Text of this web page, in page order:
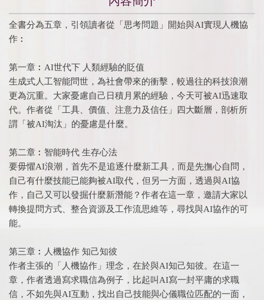
全書分為五章，引領讀者從「思考問題」開始與AI實現人機協
作︰
第一章︰AI世代下 人類經驗的貶值
生成式人工智能問世，為社會帶來的衝擊，較過往的科技浪潮
更為沉重。大家憂慮自己日積月累的經驗，今天可被AI迅速取
代。作者從「工具、價值、注意力及信任」四大斷層，剖析所
謂「被AI淘汰」的憂慮是什麼。
第二章︰智能時代 生存心法
要毋懼AI浪潮，首先不是追逐什麼新工具，而是先撫心自問，
自己有什麼技能已能夠被AI取代，但另一方面，透過與AI協
作，自己又可以發掘什麼新潛能？作者在這一章，邀請大家以
轉換提問方式、整合資源及工作流思維等，尋找與AI協作的可
能。
第三章︰人機協作 知己知彼
作者主張的「人機協作」理念，在於與AI知己知彼。在這一
章，作者透過寫求職信為例子，比起叫AI寫一封平庸的求職
信，不如先與AI互動，找出自己技能與心儀職位匹配的一面，